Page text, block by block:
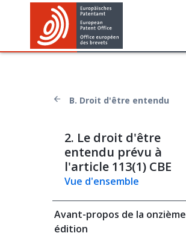
B. Droit d'être entendu
2. Le droit d'être
entendu prévu à
l'article 113(1) CBE
Vue d'ensemble
Avant-propos de la onzième
édition